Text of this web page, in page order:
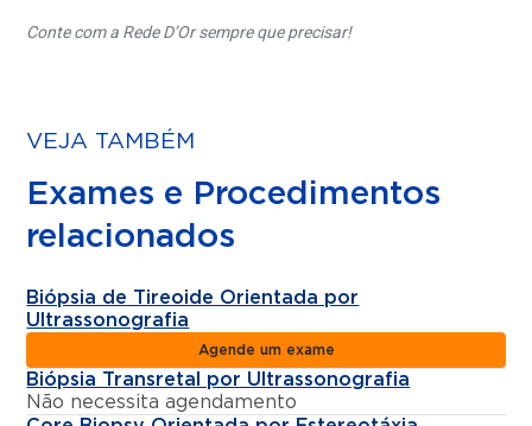
Conte com a Rede D’Or sempre que precisar!
VEJA TAMBÉM
Exames e Procedimentos
relacionados
Biópsia de Tireoide Orientada por
Ultrassonografia
Agende um exame
Biópsia Transretal por Ultrassonografia
Não necessita agendamento